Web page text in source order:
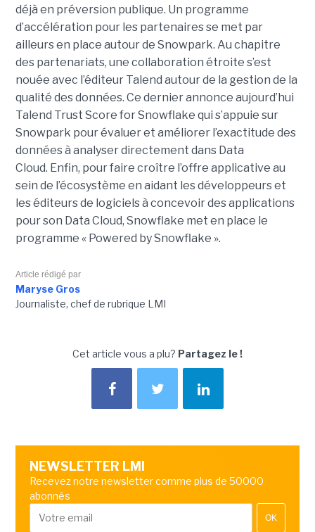
déjà en préversion publique. Un programme
d’accélération pour les partenaires se met par
ailleurs en place autour de Snowpark. Au chapitre
des partenariats, une collaboration étroite s’est
nouée avec l’éditeur Talend autour de la gestion de la
qualité des données. Ce dernier annonce aujourd’hui
Talend Trust Score for Snowflake qui s’appuie sur
Snowpark pour évaluer et améliorer l’exactitude des
données à analyser directement dans Data
Cloud. Enfin, pour faire croître l’offre applicative au
sein de l’écosystème en aidant les développeurs et
les éditeurs de logiciels à concevoir des applications
pour son Data Cloud, Snowflake met en place le
programme « Powered by Snowflake ».
Article rédigé par
Maryse Gros
Journaliste, chef de rubrique LMI
Cet article vous a plu? Partagez le !
NEWSLETTER LMI
Recevez notre newsletter comme plus de 50000
abonnés
OK